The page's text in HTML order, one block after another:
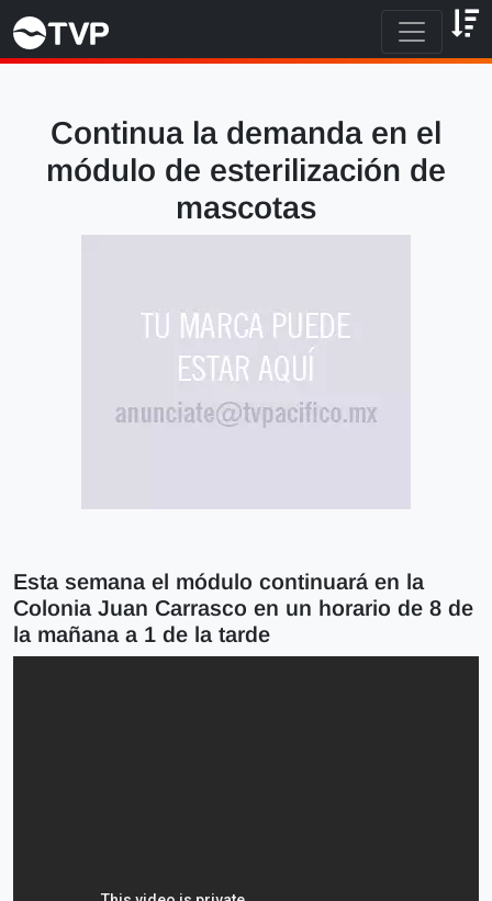
Continua la demanda en el
módulo de esterilización de
mascotas
Esta semana el módulo continuará en la
Colonia Juan Carrasco en un horario de 8 de
la mañana a 1 de la tarde